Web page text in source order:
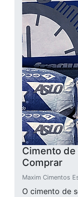
Cimento de
Comprar
Maxim Cimentos
O cimento de